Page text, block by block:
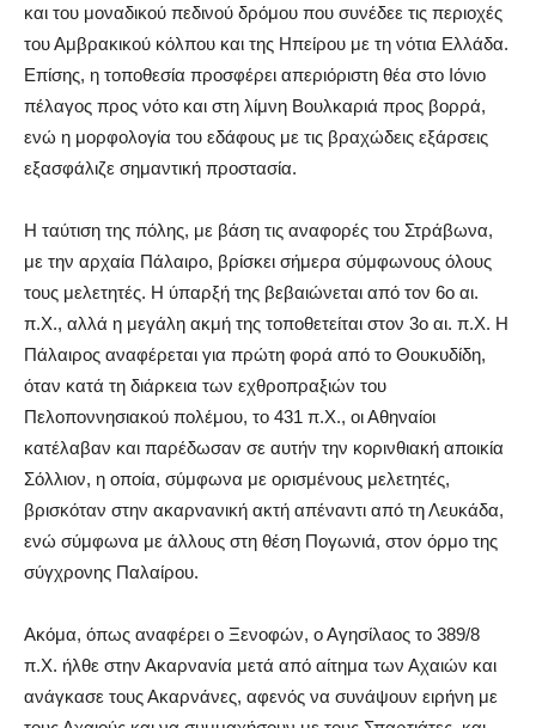
και του μοναδικού πεδινού δρόμου που συνέδεε τις περιοχές
του Αμβρακικού κόλπου και της Ηπείρου με τη νότια Ελλάδα.
Επίσης, η τοποθεσία προσφέρει απεριόριστη θέα στο Ιόνιο
πέλαγος προς νότο και στη λίμνη Βουλκαριά προς βορρά,
ενώ η μορφολογία του εδάφους με τις βραχώδεις εξάρσεις
εξασφάλιζε σημαντική προστασία.
H ταύτιση της πόλης, με βάση τις αναφορές του Στράβωνα,
με την αρχαία Πάλαιρο, βρίσκει σήμερα σύμφωνους όλους
τους μελετητές. Η ύπαρξή της βεβαιώνεται από τον 6ο αι.
π.Χ., αλλά η μεγάλη ακμή της τοποθετείται στον 3ο αι. π.Χ. Η
Πάλαιρος αναφέρεται για πρώτη φορά από το Θουκυδίδη,
όταν κατά τη διάρκεια των εχθροπραξιών του
Πελοποννησιακού πολέμου, το 431 π.Χ., οι Αθηναίοι
κατέλαβαν και παρέδωσαν σε αυτήν την κορινθιακή αποικία
Σόλλιον, η οποία, σύμφωνα με ορισμένους μελετητές,
βρισκόταν στην ακαρνανική ακτή απέναντι από τη Λευκάδα,
ενώ σύμφωνα με άλλους στη θέση Πογωνιά, στον όρμο της
σύγχρονης Παλαίρου.
Ακόμα, όπως αναφέρει ο Ξενοφών, ο Αγησίλαος το 389/8
π.Χ. ήλθε στην Ακαρνανία μετά από αίτημα των Αχαιών και
ανάγκασε τους Ακαρνάνες, αφενός να συνάψουν ειρήνη με